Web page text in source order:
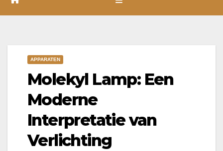
APPARATEN
Molekyl Lamp: Een
Moderne
Interpretatie van
Verlichting